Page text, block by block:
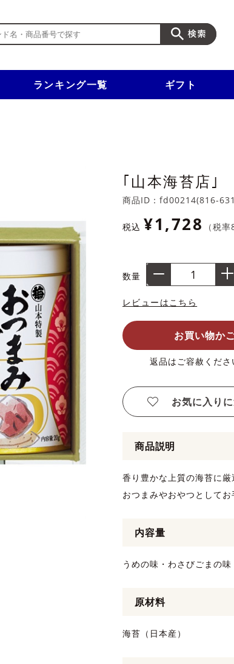
ランキング一覧 ギフト
新規入会で3千円以上で使える500円クーポンを進呈！
｢山本海苔店｣
商品ID： fd00214(816-
税込 ¥1,728 （税率
数量
レビューはこちら
お買い物か
返品はご容赦くださ
お気に入り
商品説明
香り豊かな上質の海苔に
おつまみやおやつとして
内容量
うめの味・わさびごまの
原材料
海苔（日本産）